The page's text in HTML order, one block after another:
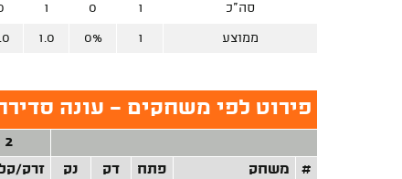
סה"כ 1
0
1
ממוצע 1
0%
1.0
פירוט לפי משחקים - עונה
2 נק'
#
משחק פתח דק נק זרק/